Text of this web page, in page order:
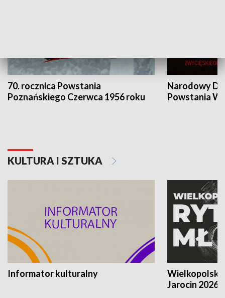
70. rocznica Powstania
Poznańskiego Czerwca 1956 roku
Narodowy
Powstania
KULTURA I SZTUKA
Informator kulturalny
Jarocin 2026